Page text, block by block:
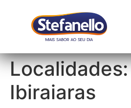
Localidades:
Ibiraiaras